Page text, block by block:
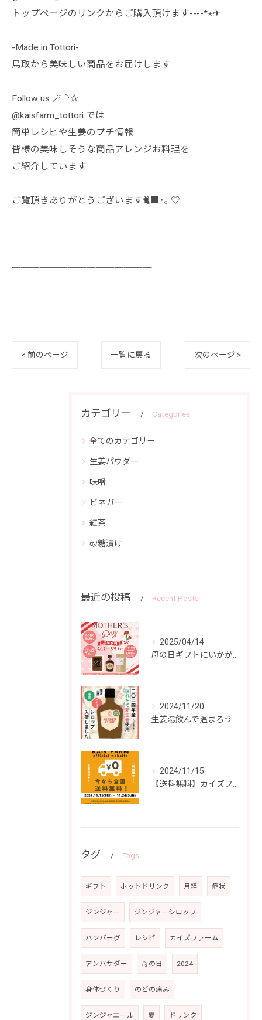
トップページのリンクからご購入頂けます----*⋆✈︎
-Made in Tottori-
鳥取から美味しい商品をお届けします
Follow us 🪄︎︎◝✩
@kaisfarm_tottori では
簡単レシピや生姜のプチ情報
皆様の美味しそうな商品アレンジお料理を
ご紹介しています
ご覧頂きありがとうございます🐈‍⬛･｡.♡
━━━━━━━━━━━━━━━
< 前のページ 一覧に戻る 次のページ >
カテゴリー Categories
全てのカテゴリー
生姜パウダー
味噌
ビネガー
紅茶
砂糖漬け
最近の投稿 Recent Posts
2025/04/14
2024/11/20
2024/11/15
タグ Tags
ギフト ホットドリンク 月経 症状
ジンジャー ジンジャーシロップ
ハンバーグ レシピ カイズファーム
アンバサダー 母の日 2024
身体づくり のどの痛み
ジンジャエール 夏 ドリンク